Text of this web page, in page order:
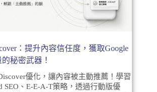
：提升內容信任度，獲取Google
秘密武器！
優化，讓內容被主動推薦！學習
SEO、E-E-A-T策略，透過行動版優